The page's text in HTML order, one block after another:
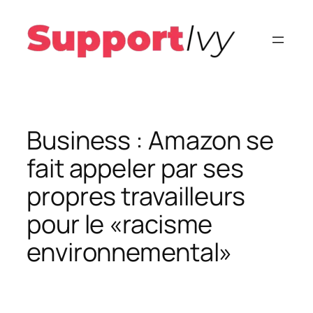
contenu
Business : Amazon se
fait appeler par ses
propres travailleurs
pour le «racisme
environnemental»